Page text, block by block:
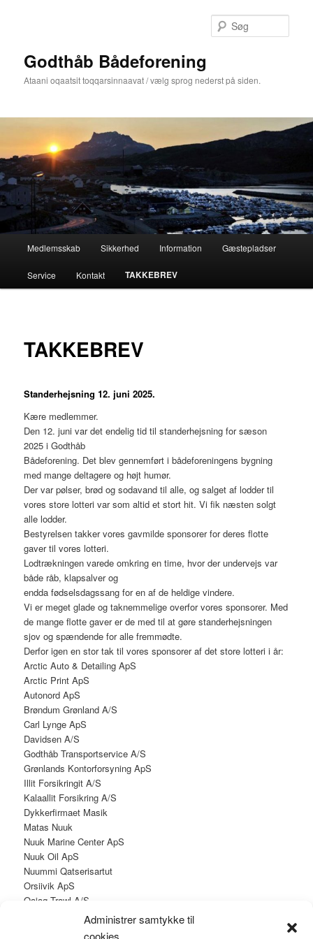
Administrer samtykke til
cookies
Godthåb Bådeforening
Ataani oqaatsit toqqarsinnaavat / vælg sprog nederst på siden.
Medlemsskab Sikkerhed Information Gæstepladser
Service Kontakt TAKKEBREV
TAKKEBREV
Standerhejsning 12. juni 2025.
Kære medlemmer.
Den 12. juni var det endelig tid til standerhejsning for sæson
2025 i Godthåb
Bådeforening. Det blev gennemført i bådeforeningens bygning
med mange deltagere og højt humør.
Der var pølser, brød og sodavand til alle, og salget af lodder til
vores store lotteri var som altid et stort hit. Vi fik næsten solgt
alle lodder.
Bestyrelsen takker vores gavmilde sponsorer for deres flotte
gaver til vores lotteri.
Lodtrækningen varede omkring en time, hvor der undervejs var
både råb, klapsalver og
endda fødselsdagssang for en af de heldige vindere.
Vi er meget glade og taknemmelige overfor vores sponsorer. Med
de mange flotte gaver er de med til at gøre standerhejsningen
sjov og spændende for alle fremmødte.
Derfor igen en stor tak til vores sponsorer af det store lotteri i år:
Arctic Auto & Detailing ApS
Arctic Print ApS
Autonord ApS
Brøndum Grønland A/S
Carl Lynge ApS
Davidsen A/S
Godthåb Transportservice A/S
Grønlands Kontorforsyning ApS
Illit Forsikringit A/S
Kalaallit Forsikring A/S
Dykkerfirmaet Masik
Matas Nuuk
Nuuk Marine Center ApS
Nuuk Oil ApS
Nuummi Qatserisartut
Orsiivik ApS
Qajaq Trawl A/S
Qalut Vónin A/S
Sikuki Nuuk Harbour A/S